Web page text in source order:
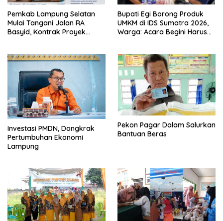
Pemkab Lampung Selatan
Mulai Tangani Jalan RA
Basyid, Kontrak Proyek
Bupati Egi Borong Produk
UMKM di IDS Sumatra 2026,
Warga: Acara Begini Harus
Investasi PMDN, Dongkrak
Pertumbuhan Ekonomi
Lampung
Pekon Pagar Dalam Salurkan
Bantuan Beras